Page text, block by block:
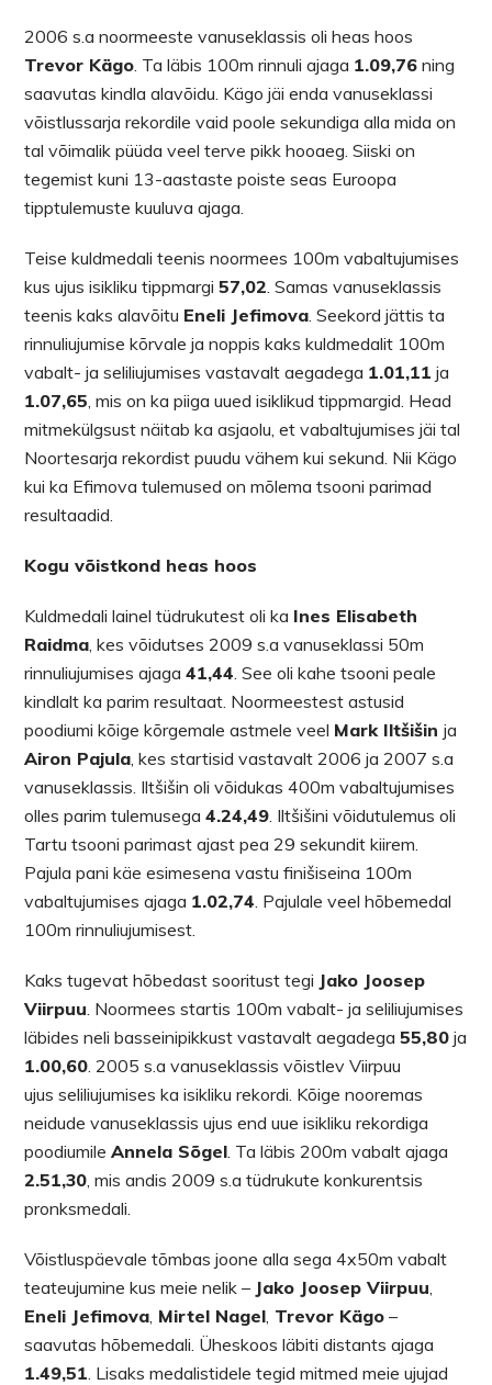
2006 s.a noormeeste vanuseklassis oli heas hoos
Trevor Kägo . Ta läbis 100m rinnuli ajaga 1.09,76 ning
saavutas kindla alavõidu. Kägo jäi enda vanuseklassi
võistlussarja rekordile vaid poole sekundiga alla mida on
tal võimalik püüda veel terve pikk hooaeg. Siiski on
tegemist kuni 13-aastaste poiste seas Euroopa
tipptulemuste kuuluva ajaga.
Teise kuldmedali teenis noormees 100m vabaltujumises
kus ujus isikliku tippmargi57,02 . Samas vanuseklassis
teenis kaks alavõitu Eneli Jefimova . Seekord jättis ta
rinnuliujumise kõrvale ja noppis kaks kuldmedalit 100m
vabalt- ja seliliujumises vastavalt aegadega 1.01,11 ja
1.07,65 , mis on ka piiga uued isiklikud tippmargid. Head
mitmekülgsust näitab ka asjaolu, et vabaltujumises jäi tal
Noortesarja rekordist puudu vähem kui sekund. Nii Kägo
kui ka Efimova tulemused on mõlema tsooni parimad
resultaadid.
Kogu võistkond heas hoos
Kuldmedali lainel tüdrukutest oli ka Ines Elisabeth
Raidma , kes võidutses 2009 s.a vanuseklassi 50m
rinnuliujumises ajaga41,44 . See oli kahe tsooni peale
kindlalt ka parim resultaat. Noormeestest astusid
poodiumi kõige kõrgemale astmele veel Mark Iltšišinja
Airon Pajula , kes startisid vastavalt 2006 ja 2007 s.a
vanuseklassis. Iltšišin oli võidukas 400m vabaltujumises
olles parim tulemusega4.24,49 . Iltšišini võidutulemus oli
Tartu tsooni parimast ajast pea 29 sekundit kiirem.
Pajula pani käe esimesena vastu finišiseina 100m
vabaltujumises ajaga 1.02,74 . Pajulale veel hõbemedal
100m rinnuliujumisest.
Kaks tugevat hõbedast sooritust tegi Jako Joosep
Viirpuu . Noormees startis 100m vabalt- ja seliliujumises
läbides neli basseinipikkust vastavalt aegadega55,80 ja
1.00,60 . 2005 s.a vanuseklassis võistlev Viirpuu
ujus seliliujumises ka isikliku rekordi. Kõige nooremas
neidude vanuseklassis ujus end uue isikliku rekordiga
poodiumileAnnela Sõgel . Ta läbis 200m vabalt ajaga
2.51,30 , mis andis 2009 s.a tüdrukute konkurentsis
pronksmedali.
Võistluspäevale tõmbas joone alla sega 4x50m vabalt
teateujumine kus meie nelik – Jako Joosep Viirpuu
Eneli Jefimova Mirtel Nagel Trevor Kägo –
saavutas hõbemedali. Üheskoos läbiti distants ajaga
1.49,51 . Lisaks medalistidele tegid mitmed meie ujujad